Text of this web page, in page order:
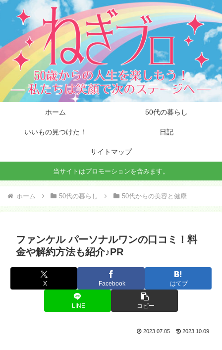
ホーム 50代の暮らし
いいもの見つけた！ 日記
サイトマップ
当サイトはプロモーションを含みます。
ホーム 50代の暮らし 50代からの美容と健康
ファンケル パーソナルワンの口コミ！料
金や解約方法も紹介♪PR
X Facebook はてブ
LINE コピー
2023.07.05 2023.10.09